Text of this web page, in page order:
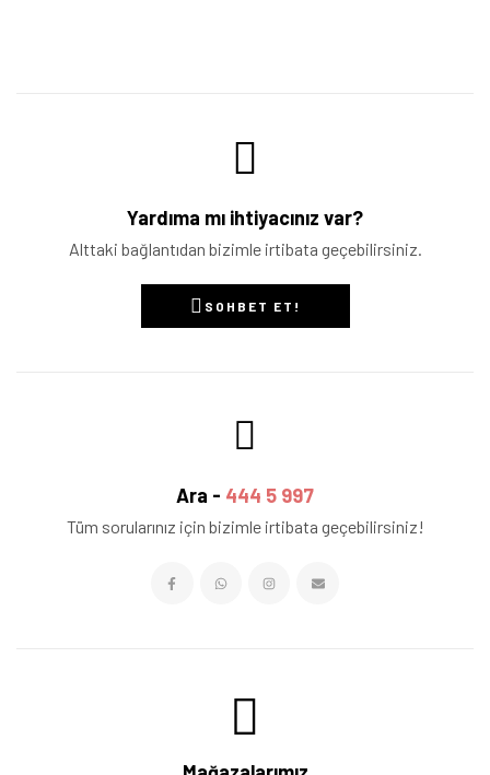
Yardıma mı ihtiyacınız var?
Alttaki bağlantıdan bizimle irtibata geçebilirsiniz.
SOHBET ET!
Ara - 444 5 997
Tüm sorularınız için bizimle irtibata geçebilirsiniz!